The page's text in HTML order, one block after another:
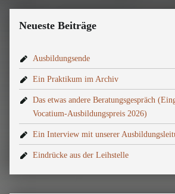
Neueste Beiträge
Ausbildungsende
Ein Praktikum im Archiv
Das etwas andere Beratungsgespräch
Vocatium-Ausbildungspreis 2026)
Ein Interview mit unserer
Eindrücke aus der Leihstelle